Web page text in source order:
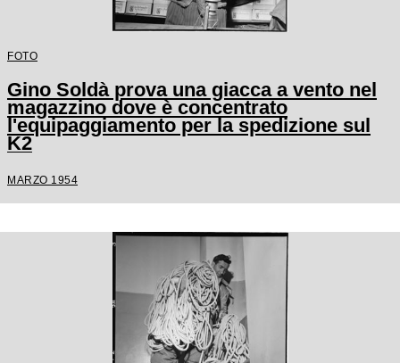
FOTO
Gino Soldà prova una giacca a vento nel
magazzino dove è concentrato
l'equipaggiamento per la spedizione sul
K2
MARZO 1954